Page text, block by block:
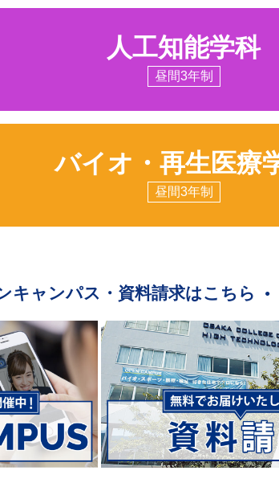
人工知能学科
昼間3年制
バイオ・再生医療
昼間3年制
キャンパス・資料請求はこちら